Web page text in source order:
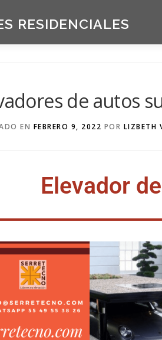
RESIDENCIALES
de autos
EN FEBRERO 9, 2022 POR LIZBETH
Elevador